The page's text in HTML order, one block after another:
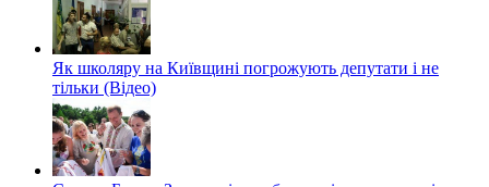
Як школяру на Київщині погрожують депутати і не
тільки (Відео)